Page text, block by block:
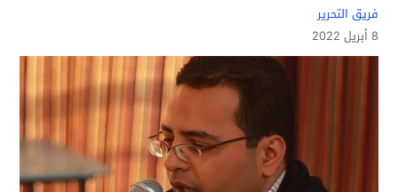
فريق التحرير
8 أبريل 2022